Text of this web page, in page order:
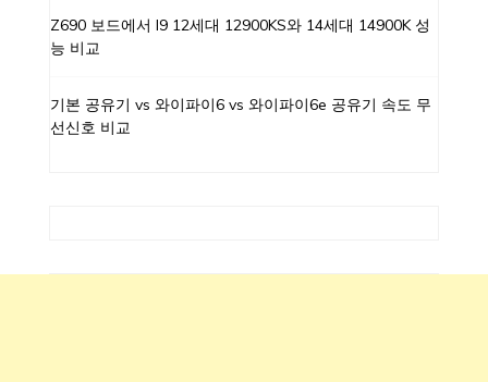
Z690 보드에서 I9 12세대 12900KS와 14세대 14900K 성
능 비교
기본 공유기 vs 와이파이6 vs 와이파이6e 공유기 속도 무
선신호 비교